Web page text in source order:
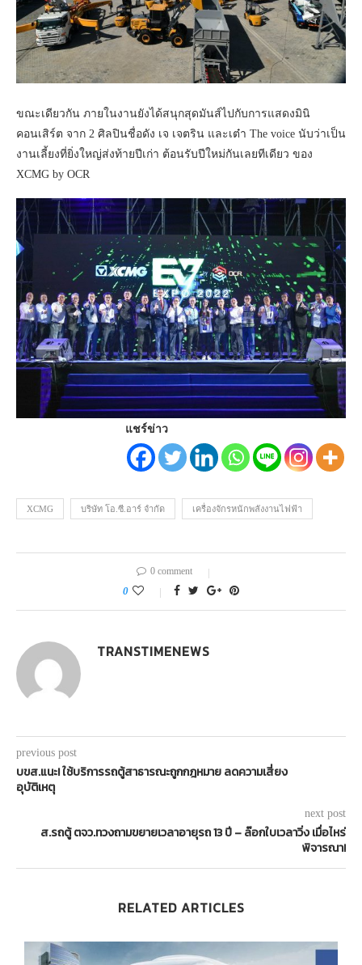
ขณะเดียวกัน ภายในงานยังได้สนุกสุดมันส์ไปกับการแสดงมินิ
คอนเสิร์ต จาก 2 ศิลปินชื่อดัง เจ เจตริน และเต๋า The voice นับว่าเป็น
งานเลี้ยงที่ยิ่งใหญ่ส่งท้ายปีเก่า ต้อนรับปีใหม่กันเลยทีเดียว ของ
XCMG by OCR
แชร์ข่าว
XCMG บริษัท โอ.ซี.อาร์ จำกัด เครื่องจักรหนักพลังงานไฟฟ้า
0 comment
0
TRANSTIMENEWS
previous post
บขส.แนะ! ใช้บริการรถตู้สาธารณะถูกกฎหมาย ลดความเสี่ยง
อุบัติเหตุ
next post
ส.รถตู้ ตจว.ทวงถามขยายเวลาอายุรถ 13 ปี – ล๊อกใบเวลาวิ่ง เมื่อไหร่
พิจารณา!
RELATED ARTICLES